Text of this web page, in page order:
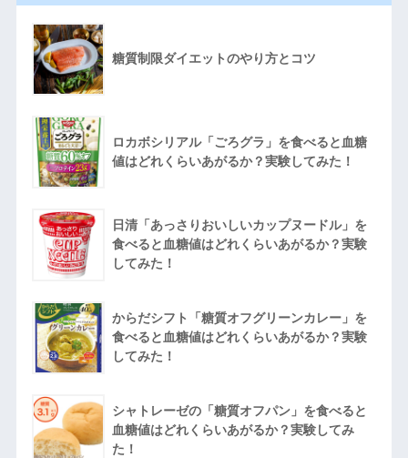
糖質制限ダイエットのやり方とコツ
ロカボシリアル「ごろグラ」を食べると血糖
値はどれくらいあがるか？実験してみた！
日清「あっさりおいしいカップヌードル」を
食べると血糖値はどれくらいあがるか？実験
してみた！
からだシフト「糖質オフグリーンカレー」を
食べると血糖値はどれくらいあがるか？実験
してみた！
シャトレーゼの「糖質オフパン」を食べると
血糖値はどれくらいあがるか？実験してみ
た！